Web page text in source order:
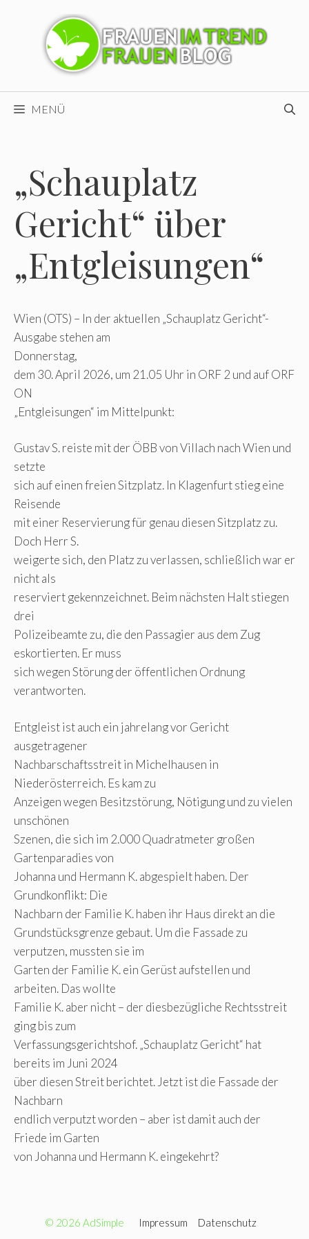
MENÜ
„Schauplatz
Gericht“ über
„Entgleisungen“
Wien (OTS) – In der aktuellen „Schauplatz Gericht“-
Ausgabe stehen am
Donnerstag,
dem 30. April 2026, um 21.05 Uhr in ORF 2 und auf ORF
ON
„Entgleisungen“ im Mittelpunkt:
Gustav S. reiste mit der ÖBB von Villach nach Wien und
setzte
sich auf einen freien Sitzplatz. In Klagenfurt stieg eine
Reisende
mit einer Reservierung für genau diesen Sitzplatz zu.
Doch Herr S.
weigerte sich, den Platz zu verlassen, schließlich war er
nicht als
reserviert gekennzeichnet. Beim nächsten Halt stiegen
drei
Polizeibeamte zu, die den Passagier aus dem Zug
eskortierten. Er muss
sich wegen Störung der öffentlichen Ordnung
verantworten.
Entgleist ist auch ein jahrelang vor Gericht
ausgetragener
Nachbarschaftsstreit in Michelhausen in
Niederösterreich. Es kam zu
Anzeigen wegen Besitzstörung, Nötigung und zu vielen
unschönen
Szenen, die sich im 2.000 Quadratmeter großen
Gartenparadies von
Johanna und Hermann K. abgespielt haben. Der
Grundkonflikt: Die
Nachbarn der Familie K. haben ihr Haus direkt an die
Grundstücksgrenze gebaut. Um die Fassade zu
verputzen, mussten sie im
Garten der Familie K. ein Gerüst aufstellen und
arbeiten. Das wollte
Familie K. aber nicht – der diesbezügliche Rechtsstreit
ging bis zum
Verfassungsgerichtshof. „Schauplatz Gericht“ hat
bereits im Juni 2024
über diesen Streit berichtet. Jetzt ist die Fassade der
Nachbarn
endlich verputzt worden – aber ist damit auch der
Friede im Garten
von Johanna und Hermann K. eingekehrt?
© 2026 AdSimple Impressum Datenschutz